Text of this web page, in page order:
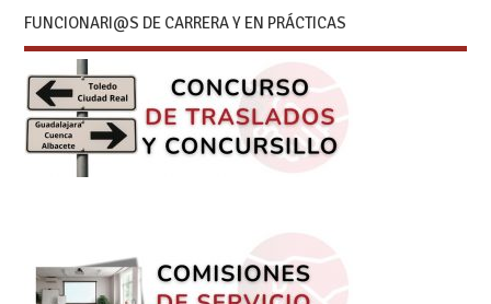
FUNCIONARI@S DE CARRERA Y EN PRÁCTICAS